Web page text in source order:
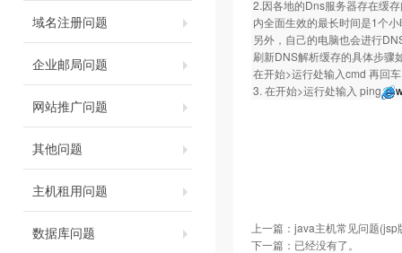
域名注册问题
企业邮局问题
网站推广问题
其他问题
主机租用问题
数据库问题
2.因各地的Dns服务器存在缓
内全面生效的最长时间是1个
另外，自己的电脑也会进行
刷新DNS解析缓存的具体步骤
在开始>运行处输入cmd 再回
3. 在开始>运行处输入 ping
上一篇： java主机常见问题(jsp
下一篇：已经没有了。